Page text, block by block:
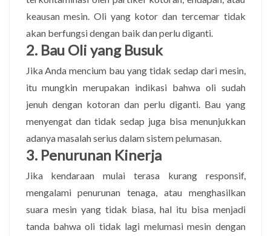
keausan mesin. Oli yang kotor dan tercemar tidak
akan berfungsi dengan baik dan perlu diganti.
2. Bau Oli yang Busuk
Jika Anda mencium bau yang tidak sedap dari mesin,
itu mungkin merupakan indikasi bahwa oli sudah
jenuh dengan kotoran dan perlu diganti. Bau yang
menyengat dan tidak sedap juga bisa menunjukkan
adanya masalah serius dalam sistem pelumasan.
3. Penurunan Kinerja
Jika kendaraan mulai terasa kurang responsif,
mengalami penurunan tenaga, atau menghasilkan
suara mesin yang tidak biasa, hal itu bisa menjadi
tanda bahwa oli tidak lagi melumasi mesin dengan